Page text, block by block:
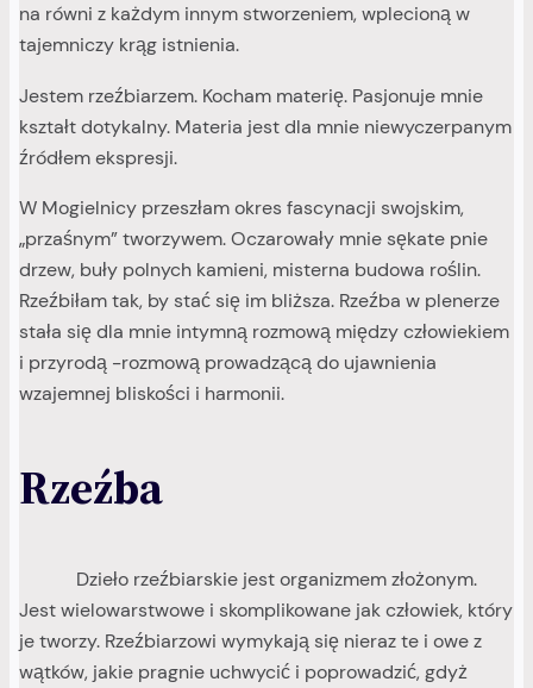
na równi z każdym innym stworzeniem, wplecioną w
tajemniczy krąg istnienia.
Jestem rzeźbiarzem. Kocham materię. Pasjonuje mnie
kształt dotykalny. Materia jest dla mnie niewyczerpanym
źródłem ekspresji.
W Mogielnicy przeszłam okres fascynacji swojskim,
„przaśnym” tworzywem. Oczarowały mnie sękate pnie
drzew, buły polnych kamieni, misterna budowa roślin.
Rzeźbiłam tak, by stać się im bliższa. Rzeźba w plenerze
stała się dla mnie intymną rozmową między człowiekiem
i przyrodą -rozmową prowadzącą do ujawnienia
wzajemnej bliskości i harmonii.
Rzeźba
Dzieło rzeźbiarskie jest organizmem złożonym.
Jest wielowarstwowe i skomplikowane jak człowiek, który
je tworzy. Rzeźbiarzowi wymykają się nieraz te i owe z
wątków, jakie pragnie uchwycić i poprowadzić, gdyż